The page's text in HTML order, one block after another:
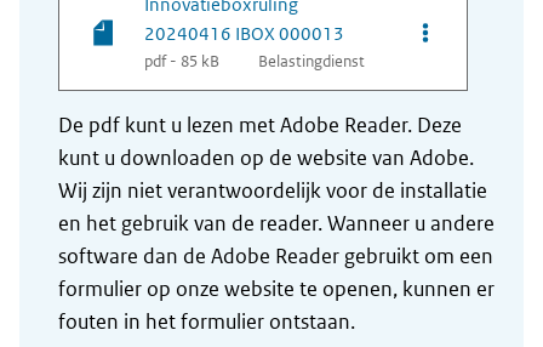
20240416 IBOX 000013
pdf - 85 kB Belastingdienst
Opties van
De pdf kunt u lezen met Adobe Reader. Deze
kunt u downloaden op de website van Adobe.
Wij zijn niet verantwoordelijk voor de installatie
en het gebruik van de reader. Wanneer u andere
software dan de Adobe Reader gebruikt om een
formulier op onze website te openen, kunnen er
fouten in het formulier ontstaan.